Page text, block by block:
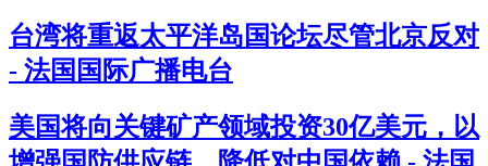
台湾将重返太平洋岛国论坛尽管北京反对
- 法国国际广播电台
美国将向关键矿产领域投资30亿美元，以